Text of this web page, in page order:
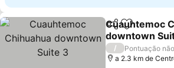
PartilharAdicionar
Cuauhtemoc
downtown
Ver preços
/
Pontuação
a 2.3 km de